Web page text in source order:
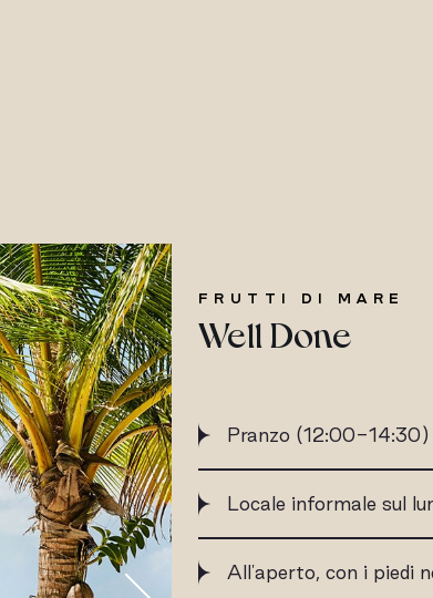
FRUTTI DI MARE
Well Done
Pranzo (12:00-
Locale informale sul
All'aperto, con i piedi